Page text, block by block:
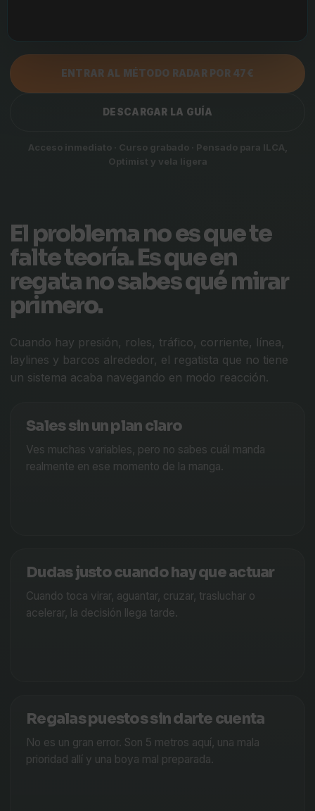
ENTRAR AL MÉTODO RADAR POR 47€
DESCARGAR LA GUÍA
Acceso inmediato · Curso grabado · Pensado para ILCA,
Optimist y vela ligera
El problema no es que te
falte teoría. Es que en
regata no sabes qué mirar
primero.
Cuando hay presión, roles, tráfico, corriente, línea,
laylines y barcos alrededor, el regatista que no tiene
un sistema acaba navegando en modo reacción.
Sales sin un plan claro
Ves muchas variables, pero no sabes cuál manda
realmente en ese momento de la manga.
Dudas justo cuando hay que actuar
Cuando toca virar, aguantar, cruzar, trasluchar o
acelerar, la decisión llega tarde.
Regalas puestos sin darte cuenta
No es un gran error. Son 5 metros aquí, una mala
prioridad allí y una boya mal preparada.